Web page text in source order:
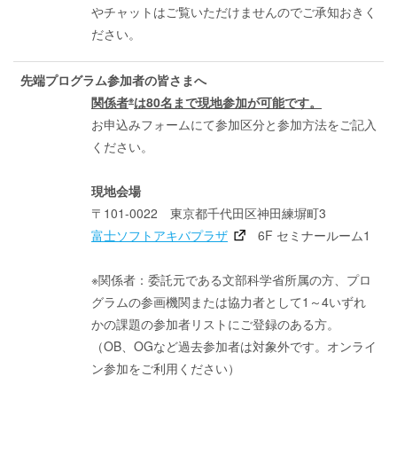
やチャットはご覧いただけませんのでご承知おきく
ださい。
先端プログラム参加者の皆さまへ
関係者※は80名まで現地参加が可能です。
お申込みフォームにて参加区分と参加方法をご記入
ください。
現地会場
〒101-0022 東京都千代田区神田練塀町3
富士ソフトアキバプラザ
6F セミナールーム1
※関係者：委託元である文部科学省所属の方、プロ
グラムの参画機関または協力者として1～4いずれ
かの課題の参加者リストにご登録のある方。
（OB、OGなど過去参加者は対象外です。オンライ
ン参加をご利用ください）